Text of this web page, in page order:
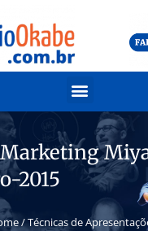
Marketing
2015
/Técnicas de